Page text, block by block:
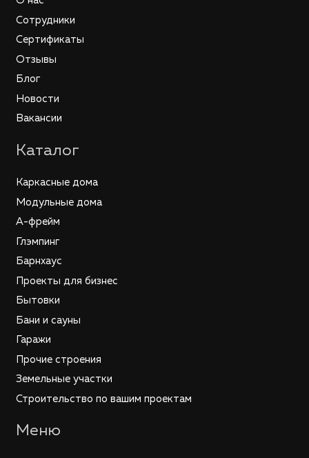
Сотрудники
Сертификаты
Отзывы
Блог
Новости
Вакансии
Каталог
Каркасные дома
Модульные дома
А-фрейм
Глэмпинг
Барнхаус
Проекты для бизнес
Бытовки
Бани и сауны
Гаражи
Прочие строения
Земельные участки
Строительство по вашим проектам
Меню